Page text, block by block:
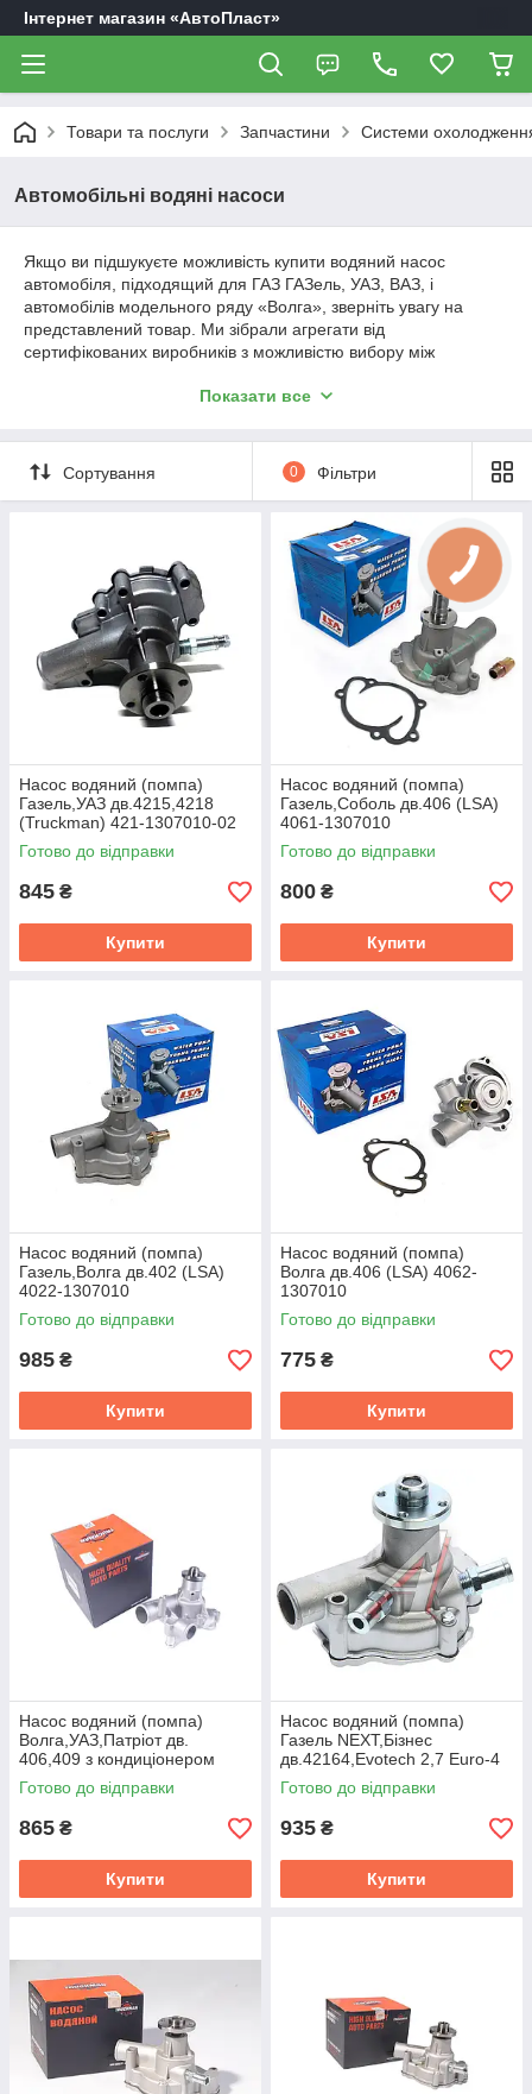
Інтернет магазин «АвтоПласт»
Товари та послуги Запчастини Системи
Автомобільні водяні насоси
Якщо ви підшукуєте можливість купити водяний насос
автомобіля, підходящий для ГАЗ ГАЗель, УАЗ, ВАЗ, і
автомобілів модельного ряду «Волга», зверніть увагу на
представлений товар. Ми зібрали агрегати від
сертифікованих виробників з можливістю вибору між
В яких ситуаціях варто купити новий сайт? Якщо
ремонтом справі не допомогти. Найчастіше водяний насос
авто виходить з ладу з трьох причин: розлом крильчатки з-за
корозії або природного зносу, великий люфт вала або втрата
Демонтаж, розбирання корпусу – завдання для досвідченого
майстра, який візьме за роботу приблизно стільки, скільки
коштує деталь з магазину. Так що, нова водяна помпа
автомобіля, куплена на авторитетному сайті, це цілком
розумно.
Показати все
Сортування 0 Фільтри
Насос водяний (помпа)
Газель,УАЗ дв.4215,4218
(Truckman) 421-1307010-02
Готово до відправки
845 ₴
Купити
Насос водяний (помпа)
Газель,Соболь дв.406 (LSA)
4061-1307010
Готово до відправки
800 ₴
Купити
Насос водяний (помпа)
Газель,Волга дв.402 (LSA)
4022-1307010
Готово до відправки
985 ₴
Купити
Насос водяний (помпа)
Волга дв.406 (LSA) 4062-
1307010
Готово до відправки
775 ₴
Купити
Насос водяний (помпа)
Волга,УАЗ,Патрiот дв.
406,409 з кондицiонером
(Truckman) 4062-1307010-42
Готово до відправки
865 ₴
Купити
Насос водяний (помпа)
Газель NEXT,Бiзнес
дв.42164,Evotech 2,7 Euro-4
(Truckman) 4216-1307010-02
Готово до відправки
935 ₴
Купити